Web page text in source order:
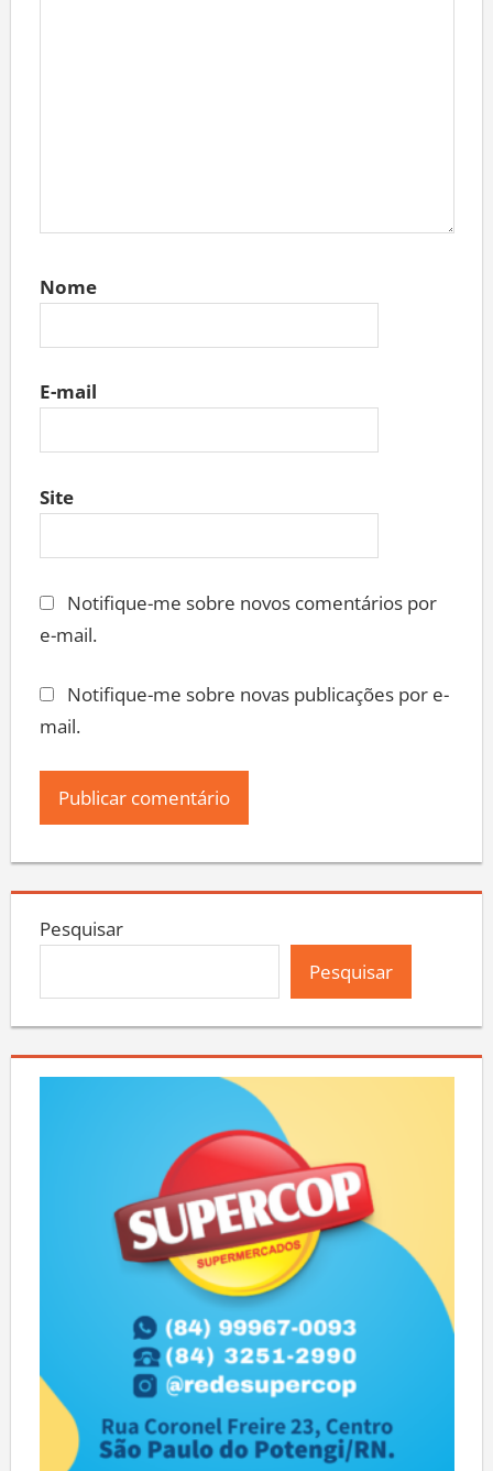
Nome
E-mail
Site
Notifique-me sobre novos comentários por
e-mail.
Notifique-me sobre novas publicações por e-
mail.
Pesquisar
Pesquisar